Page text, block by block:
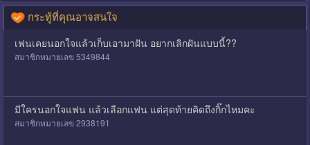
กระทู้ที่คุณอาจสนใจ
เฟนเคยนอกใจแล้วเก็บเอามาฝัน อยากเลิกฝันแบบนี้??
สมาชิกหมายเลข 5349844
มีใครนอกใจแฟน แล้วเลือกแฟน แต่สุดท้ายคิดถึงกิ๊กไหมคะ
สมาชิกหมายเลข 2938191